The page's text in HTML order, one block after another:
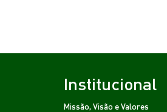
Institucional
Missão, Visão e Valores